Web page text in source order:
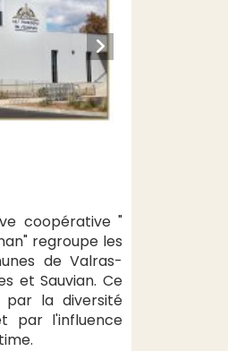
coopérative "
regroupe les
de Valras-
et Sauvian. Ce
la diversité
par l'influence